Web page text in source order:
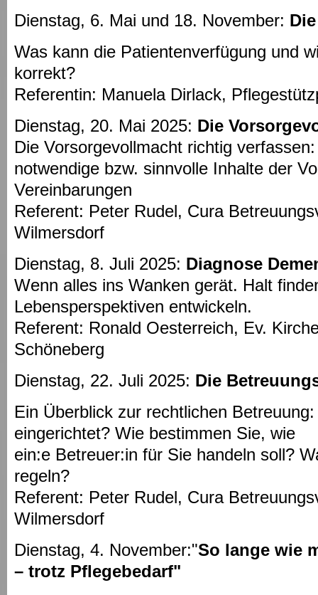
Dienstag, 6. Mai und 18. November:
Was kann die Patientenverfügung und
korrekt?
Referentin: Manuela Dirlack,
Dienstag, 20. Mai 2025: Die
Die Vorsorgevollmacht richtig
notwendige bzw. sinnvolle Inhalte der
Vereinbarungen
Referent: Peter Rudel, Cura
Wilmersdorf
Dienstag, 8. Juli 2025: Diagnose
Wenn alles ins Wanken gerät. Halt
Lebensperspektiven entwickeln.
Referent: Ronald Oesterreich, Ev.
Schöneberg
Dienstag, 22. Juli 2025: Die
Ein Überblick zur rechtlichen
eingerichtet? Wie bestimmen Sie, wie
ein:e Betreuer:in für Sie handeln soll?
regeln?
Referent: Peter Rudel, Cura
Wilmersdorf
Dienstag, 4. November:"So lange wie
– trotz Pflegebedarf"